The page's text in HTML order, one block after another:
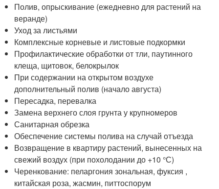
Полив, опрыскивание (ежедневно для растений на
веранде)
Уход за листьями
Комплексные корневые и листовые подкормки
Профилактические обработки от тли, паутинного
клеща, щитовок, белокрылок
При содержании на открытом воздухе
дополнительный полив (начало августа)
Пересадка, перевалка
Замена верхнего слоя грунта у крупномеров
Санитарная обрезка
Обеспечение системы полива на случай отъезда
Возвращение в квартиру растений, вынесенных на
свежий воздух (при похолодании до +10 °С)
Черенкование: пеларгония зональная, фуксия ,
китайская роза, жасмин, питтоспорум